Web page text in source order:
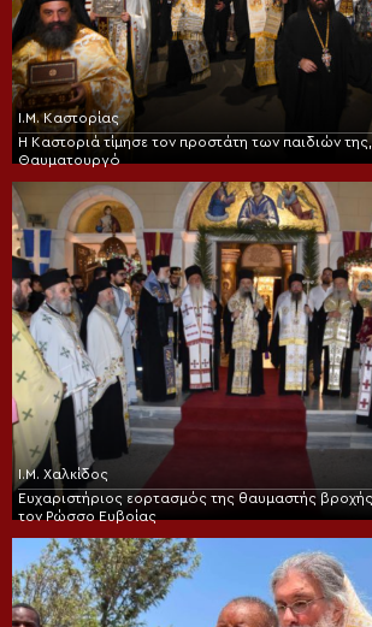
Ι.Μ. Καστορίας
Η Καστοριά τίμησε τον προστάτη των παιδιών
Θαυματουργό
Ι.Μ. Χαλκίδος
Ευχαριστήριος εορτασμός της θαυμαστής
τον Ρώσσο Ευβοίας